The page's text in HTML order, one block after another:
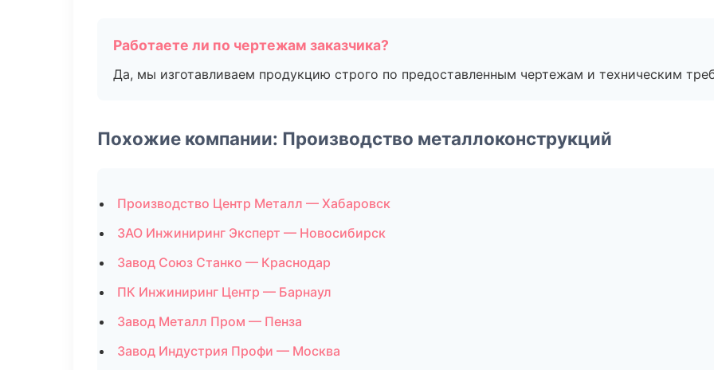
Работаете ли по чертежам заказчика?
Да, мы изготавливаем продукцию строго по предоставленным чертежам и техническим
Похожие компании: Производство металлоконструкций
Производство Центр Металл — Хабаровск
ЗАО Инжиниринг Эксперт — Новосибирск
Завод Союз Станко — Краснодар
ПК Инжиниринг Центр — Барнаул
Завод Металл Пром — Пенза
Завод Индустрия Профи — Москва